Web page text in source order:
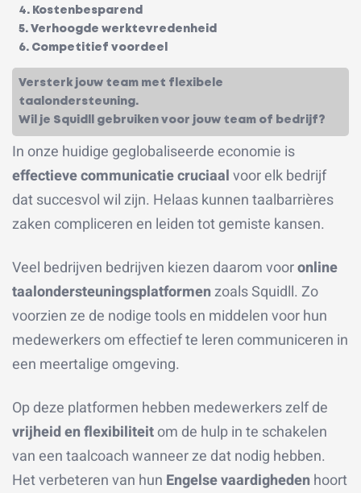
4. Kostenbesparend
5. Verhoogde werktevredenheid
6. Competitief voordeel
Versterk jouw team met flexibele
taalondersteuning.
Wil je Squidll gebruiken voor jouw team of bedrijf?
In onze huidige geglobaliseerde economie is
effectieve communicatie cruciaalvoor elk bedrijf
dat succesvol wil zijn. Helaas kunnen taalbarrières
zaken compliceren en leiden tot gemiste kansen.
Veel bedrijven bedrijven kiezen daarom vooronline
taalondersteuningsplatformenzoals Squidll. Zo
voorzien ze de nodige tools en middelen voor hun
medewerkers om effectief te leren communiceren in
een meertalige omgeving.
Op deze platformen hebben medewerkers zelf de
vrijheid en flexibiliteitom de hulp in te schakelen
van een taalcoach wanneer ze dat nodig hebben.
Het verbeteren van hun Engelse vaardighedenhoort